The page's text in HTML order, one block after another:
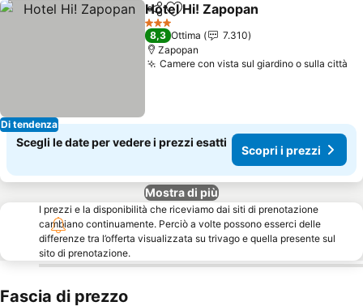
Di tendenza
CondividiAggiungi ai preferiti
Hotel Hi! Zapopan
3 Stelle
8,3 Ottima
7.310
Zapopan
Camere con vista sul giardino o sulla città
Scegli le date per vedere i prezzi esatti
Scopri i prezzi
Mostra di più
I prezzi e la disponibilità che riceviamo dai siti di prenotazione
cambiano continuamente. Perciò a volte possono esserci delle
differenze tra l’offerta visualizzata su trivago e quella presente sul
sito di prenotazione.
Fascia di prezzo